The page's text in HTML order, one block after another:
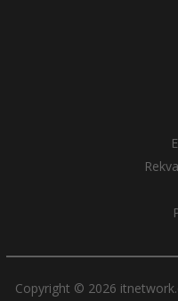
Copyright © 2026